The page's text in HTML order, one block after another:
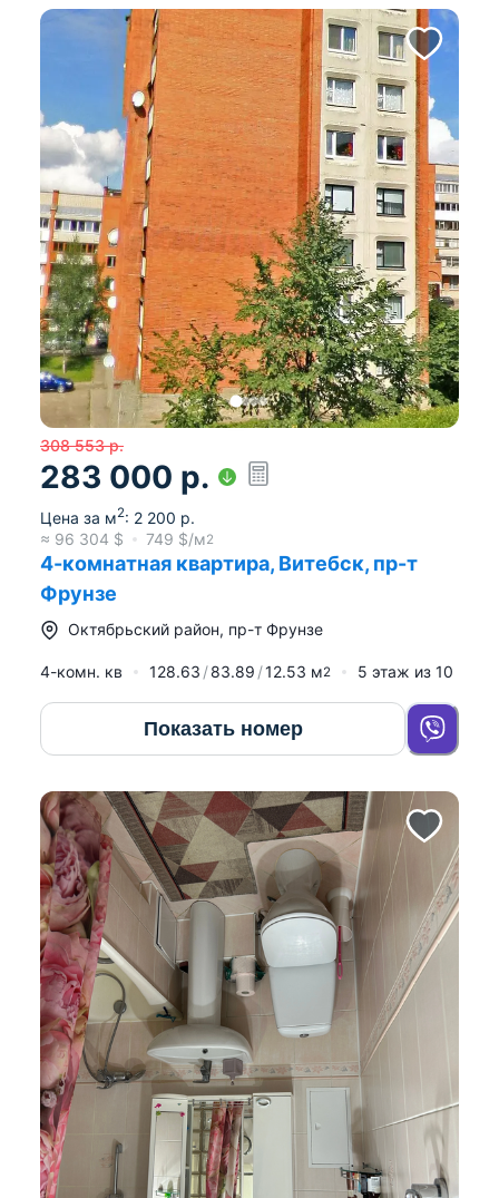
308 553 р.
283 000 р.
Цена за м2: 2 200 р.
≈ 96 304 $ 749 $/м2
4-комнатная квартира, Витебск, пр-т
Фрунзе
Октябрьский район, пр-т Фрунзе
4-комн. кв 128.63 83.89 12.53 м2 5 этаж из 10
Показать номер